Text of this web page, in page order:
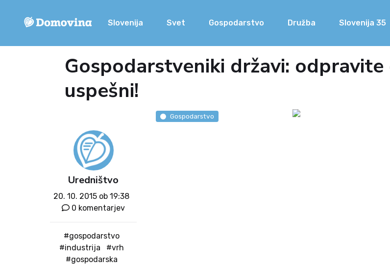
Slovenija Svet Gospodarstvo Družba Slovenija 35
Gospodarstveniki državi:
uspešni!
Uredništvo
20. 10. 2015 ob 19:38
0 komentarjev
#gospodarstvo
#industrija
#vrh
#gospodarska
Gospodarstvo